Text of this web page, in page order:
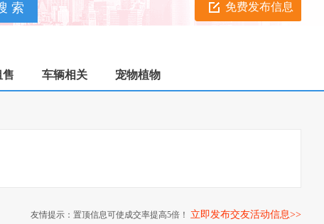
免费发布信息
售 车辆相关 宠物植物
友情提示：置顶信息可使成交率提高5倍！ 立即发布交友活动信息>>